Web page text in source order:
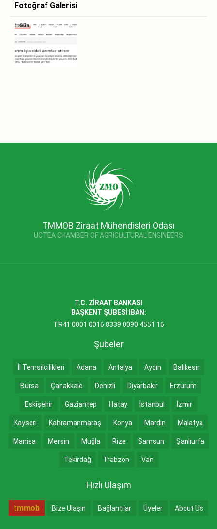
Fotoğraf Galerisi
TMMOB Ziraat Mühendisleri Odası
UCTEA CHAMBER OF AGRICULTURAL ENGINEERS
T.C. ZİRAAT BANKASI
BAŞKENT ŞUBESİ IBAN:
TR41 0001 0016 8339 0090 4551 16
Şubeler
İl Temsilcilikleri Adana Antalya Aydın Balıkesir
Bursa Çanakkale Denizli Diyarbakır Erzurum
Eskişehir Gaziantep Hatay İstanbul İzmir
Kayseri Kahramanmaraş Konya Mardin Malatya
Manisa Mersin Muğla Rize Samsun Şanlıurfa
Tekirdağ Trabzon Van
Hızlı Ulaşım
tmmob Bize Ulaşın Bağlantılar Üyeler About Us